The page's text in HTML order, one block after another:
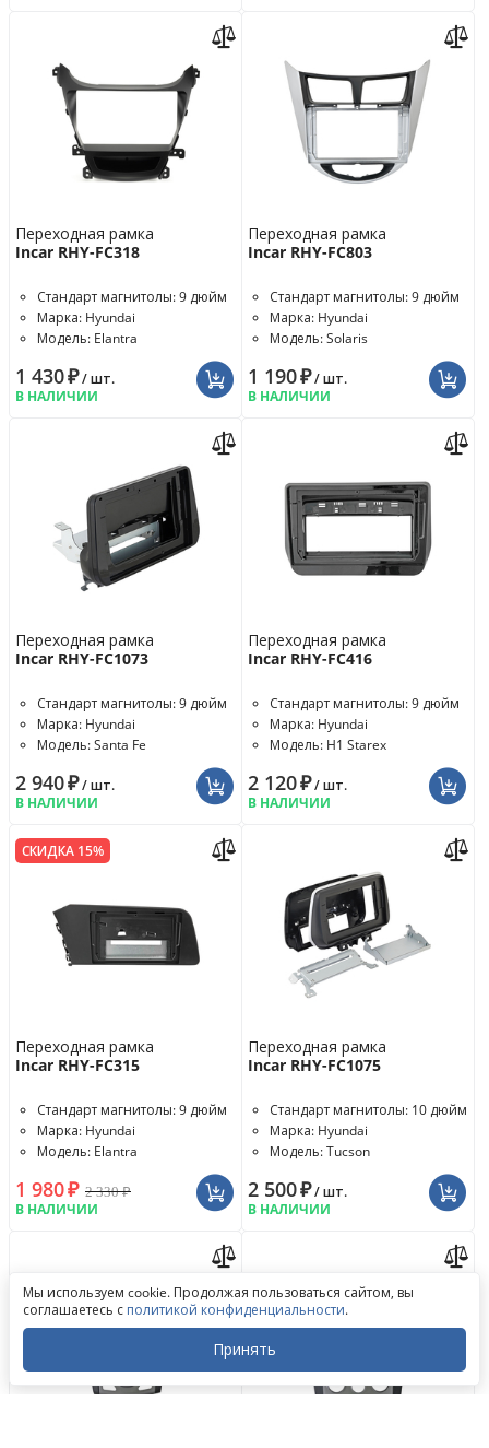
Переходная рамка
Incar RHY-FC318
Стандарт магнитолы: 9 дюйм
Марка: Hyundai
Модель: Elantra
1 430₽/ шт.
В НАЛИЧИИ
Переходная рамка
Incar RHY-FC803
Стандарт магнитолы: 9 дюйм
Марка: Hyundai
Модель: Solaris
1 190₽/ шт.
В НАЛИЧИИ
Переходная рамка
Incar RHY-FC1073
Стандарт магнитолы: 9 дюйм
Марка: Hyundai
Модель: Santa Fe
2 940₽/ шт.
В НАЛИЧИИ
Переходная рамка
Incar RHY-FC416
Стандарт магнитолы: 9 дюйм
Марка: Hyundai
Модель: H1 Starex
2 120₽/ шт.
В НАЛИЧИИ
СКИДКА 15%
Переходная рамка
Incar RHY-FC315
Стандарт магнитолы: 9 дюйм
Марка: Hyundai
Модель: Elantra
1 980₽ 2 330₽
В НАЛИЧИИ
Переходная рамка
Incar RHY-FC1075
Стандарт магнитолы: 10 дюйм
Марка: Hyundai
Модель: Tucson
2 500₽/ шт.
В НАЛИЧИИ
Написать в ВКонтакте
Написать в MAX
Закрыть
Мы используем cookie. Продолжая пользоваться сайтом, вы
соглашаетесь с политикой конфиденциальности.
Принять